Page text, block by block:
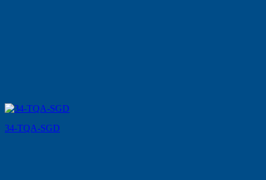
34-TQA-SGD